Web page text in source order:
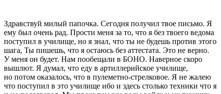
Здравствуй милый папочка. Сегодня получил твое письмо. Я
ему был очень рад. Прости меня за то, что я без твоего ведома
поступил в училище, но я знал, что ты не будешь против этого
шага, Ты пишешь, что я остаюсь без аттестата. Это не верно.
У меня он будет. Нам пообещали в БОНО. Наверное скоро
вышлют. Я думал, что еду в артиллерийское училище,
но потом оказалось, что в пулеметно-стрелковое. Я не жалею
что поступил в это училище ибо и здесь столько техники что я